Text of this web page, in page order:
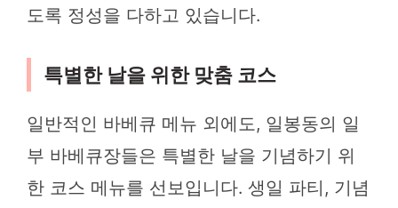
도록 정성을 다하고 있습니다.
특별한 날을 위한 맞춤 코스
일반적인 바베큐 메뉴 외에도, 일봉동의 일
부 바베큐장들은 특별한 날을 기념하기 위
한 코스 메뉴를 선보입니다. 생일 파티, 기념